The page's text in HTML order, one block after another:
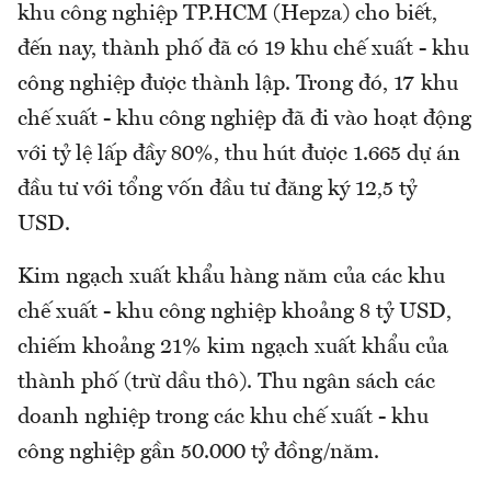
khu công nghiệp TP.HCM (Hepza) cho biết,
đến nay, thành phố đã có 19 khu chế xuất - khu
công nghiệp được thành lập. Trong đó, 17 khu
chế xuất - khu công nghiệp đã đi vào hoạt động
với tỷ lệ lấp đầy 80%, thu hút được 1.665 dự án
đầu tư với tổng vốn đầu tư đăng ký 12,5 tỷ
USD.
Kim ngạch xuất khẩu hàng năm của các khu
chế xuất - khu công nghiệp khoảng 8 tỷ USD,
chiếm khoảng 21% kim ngạch xuất khẩu của
thành phố (trừ dầu thô). Thu ngân sách các
doanh nghiệp trong các khu chế xuất - khu
công nghiệp gần 50.000 tỷ đồng/năm.